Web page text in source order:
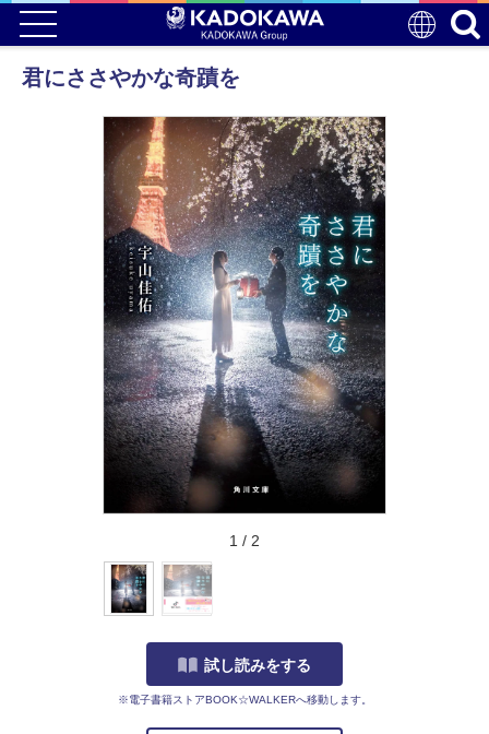
君にささやかな奇蹟を
1 / 2
試し読みをする
※電子書籍ストアBOOK☆WALKERへ移動します。